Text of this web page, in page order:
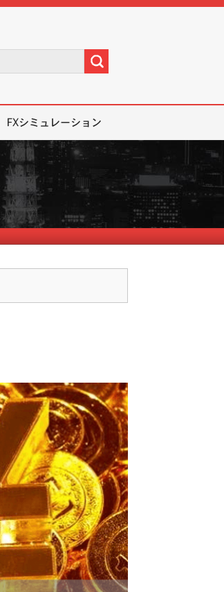
FXシミュレーション